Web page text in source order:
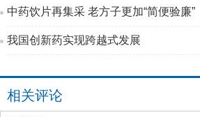
中药饮片再集采 老方子更加“简便验廉”
我国创新药实现跨越式发展
相关评论